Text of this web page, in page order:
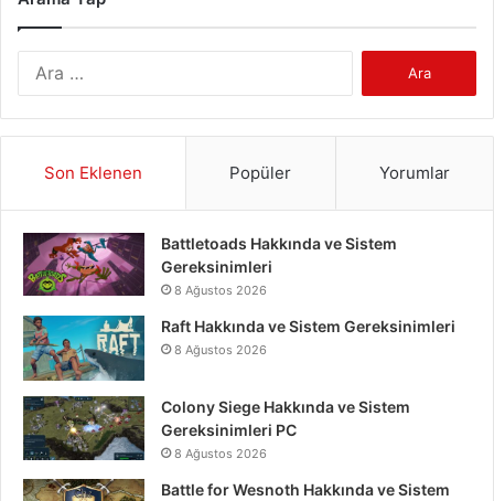
Son Eklenen Popüler Yorumlar
Battletoads Hakkında ve Sistem
Gereksinimleri
8 Ağustos 2026
Raft Hakkında ve Sistem Gereksinimleri
8 Ağustos 2026
Colony Siege Hakkında ve Sistem
Gereksinimleri PC
8 Ağustos 2026
Battle for Wesnoth Hakkında ve Sistem